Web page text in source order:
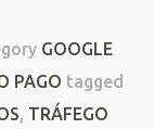
GOOGLE
PAGO tagged
, TRÁFEGO